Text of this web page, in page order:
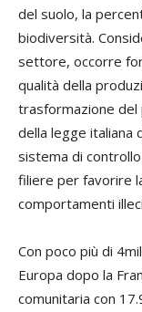
del suolo, la
biodiversità.
settore, occorre
qualità della
trasformazione del
della legge italiana
sistema di
filiere per favorire
comportamenti
Con poco più di
Europa dopo la
comunitaria con